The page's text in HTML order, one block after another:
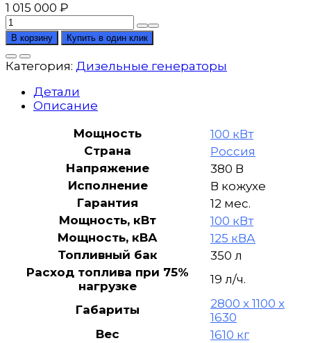
1 015 000 ₽
Количество
товара
Дизельный
генератор
АД-100С-
Т400-
шумозащитном
В корзину Купить в один клик
Категория: Дизельные генераторы
Детали
Описание
Мощность
100 кВт
Страна
Россия
Напряжение
380 В
Исполнение
В кожухе
Гарантия
12 мес.
Мощность, кВт
100 кВт
Мощность, кВА
125 кВА
Топливный бак
350 л
Расход топлива при 75%
нагрузке
19 л/ч.
Габариты
2800 x 1100 x
1630
Вес
1610 кг